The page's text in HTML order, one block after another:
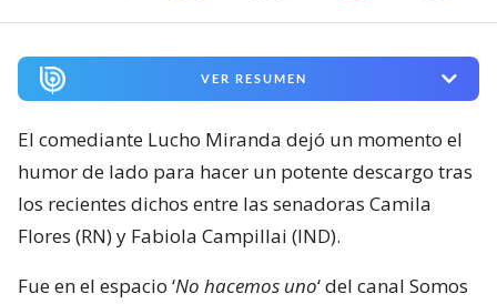
VER RESUMEN
El comediante Lucho Miranda dejó un momento el
humor de lado para hacer un potente descargo tras
los recientes dichos entre las senadoras Camila
Flores (RN) y Fabiola Campillai (IND).
Fue en el espacio ‘No hacemos uno‘ del canal Somos